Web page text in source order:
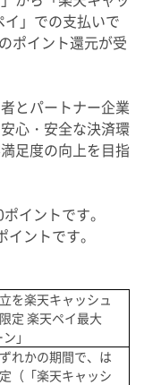
」での支払いで
ポイント還元が受
とパートナー企業
心・安全な決済環
足度の向上を目指
イントです。
イントです。
を楽天キャッシュ
定 楽天ペイ最大
」
かの期間で、は
（「楽天キャッシ